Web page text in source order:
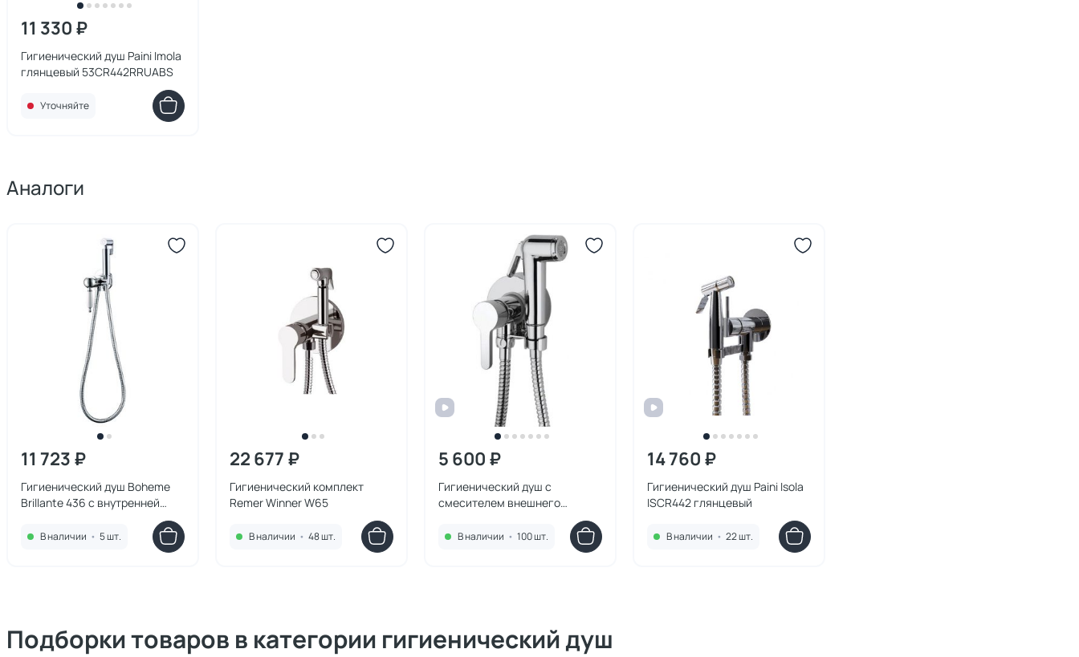
11 330 ₽
Гигиенический душ Paini Imola
глянцевый 53CR442RRUABS
Уточняйте
Аналоги
11 723 ₽
Гигиенический душ Boheme
Brillante 436 с внутренней
В наличии • 5 шт.
22 677 ₽
Гигиенический комплект
Remer Winner W65
В наличии • 48 шт.
5 600 ₽
Гигиенический душ с
смесителем внешнего
92CR304KM хром
В наличии • 100 шт.
14 760 ₽
Гигиенический душ Paini Isola
ISCR442 глянцевый
В наличии • 22 шт.
Подборки товаров в категории гигиенический душ